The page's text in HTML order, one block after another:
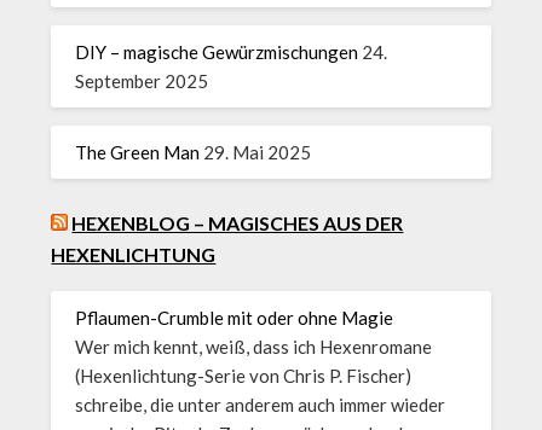
DIY – magische Gewürzmischungen 24.
September 2025
The Green Man 29. Mai 2025
HEXENBLOG – MAGISCHES AUS DER
HEXENLICHTUNG
Pflaumen-Crumble mit oder ohne Magie
Wer mich kennt, weiß, dass ich Hexenromane
(Hexenlichtung-Serie von Chris P. Fischer)
schreibe, die unter anderem auch immer wieder